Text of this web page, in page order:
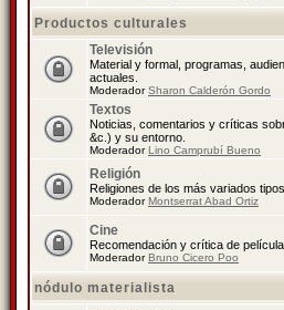
Productos culturales
Televisión
Material y formal, programas,
actuales.
ModeradorSharon Calderón Gordo
Textos
Noticias, comentarios y críticas
&c.) y su entorno.
ModeradorLino Camprubí Bueno
Religión
Religiones de los más variados
ModeradorMontserrat Abad Ortiz
Cine
Recomendación y crítica de
ModeradorBruno Cicero Poo
nódulo materialista